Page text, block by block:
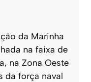
da Marinha
na faixa de
na Zona Oeste
da força naval